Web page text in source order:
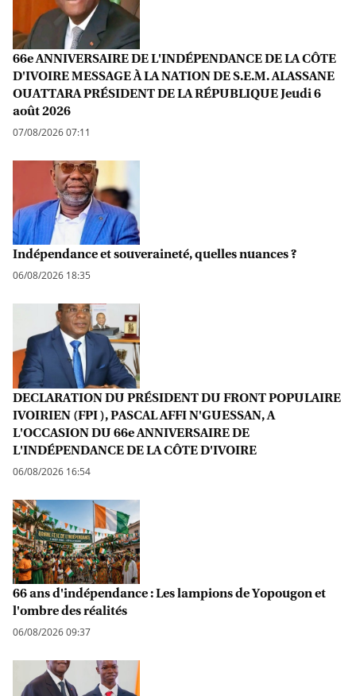
66e ANNIVERSAIRE DE L'INDÉPENDANCE DE LA CÔTE
D'IVOIRE MESSAGE À LA NATION DE S.E.M. ALASSANE
OUATTARA PRÉSIDENT DE LA RÉPUBLIQUE Jeudi 6
août 2026
07/08/2026 07:11
Indépendance et souveraineté, quelles nuances ?
06/08/2026 18:35
DECLARATION DU PRÉSIDENT DU FRONT POPULAIRE
IVOIRIEN (FPI ), PASCAL AFFI N'GUESSAN, A
L'OCCASION DU 66e ANNIVERSAIRE DE
L'INDÉPENDANCE DE LA CÔTE D'IVOIRE
06/08/2026 16:54
66 ans d'indépendance : Les lampions de Yopougon et
l'ombre des réalités
06/08/2026 09:37